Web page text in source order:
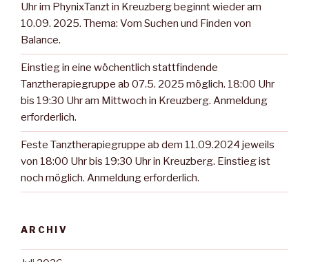
Uhr im PhynixTanzt in Kreuzberg beginnt wieder am
10.09. 2025. Thema: Vom Suchen und Finden von
Balance.
Einstieg in eine wöchentlich stattfindende
Tanztherapiegruppe ab 07.5. 2025 möglich. 18:00 Uhr
bis 19:30 Uhr am Mittwoch in Kreuzberg. Anmeldung
erforderlich.
Feste Tanztherapiegruppe ab dem 11.09.2024 jeweils
von 18:00 Uhr bis 19:30 Uhr in Kreuzberg. Einstieg ist
noch möglich. Anmeldung erforderlich.
ARCHIV